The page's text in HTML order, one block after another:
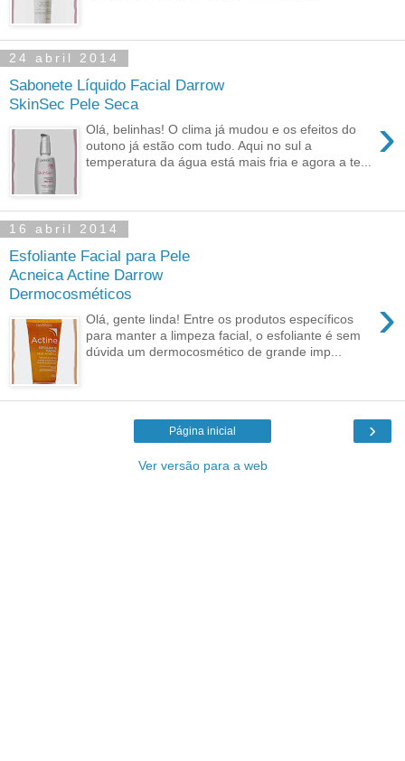
24 abril 2014
Sabonete Líquido Facial Darrow
SkinSec Pele Seca
›
Olá, belinhas! O clima já mudou e os efeitos do
outono já estão com tudo. Aqui no sul a
temperatura da água está mais fria e agora a te...
16 abril 2014
Esfoliante Facial para Pele
Acneica Actine Darrow
Dermocosméticos
›
Olá, gente linda! Entre os produtos específicos
para manter a limpeza facial, o esfoliante é sem
dúvida um dermocosmético de grande imp...
›
Página inicial
Ver versão para a web